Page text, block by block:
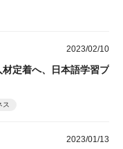
2023/02/10
定着へ、日本語学習プ
ス
2023/01/13